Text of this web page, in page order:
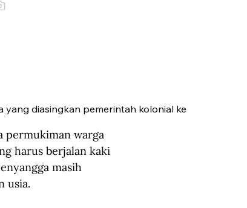
yang diasingkan pemerintah kolonial ke
permukiman warga
harus berjalan kaki
masih
usia.